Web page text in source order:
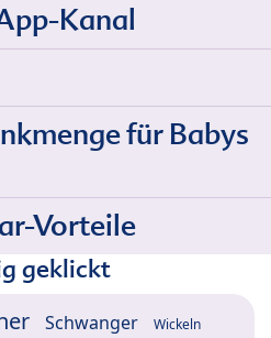
Kanal
für Babys
Vorteile
geklickt
Schwanger Wickeln